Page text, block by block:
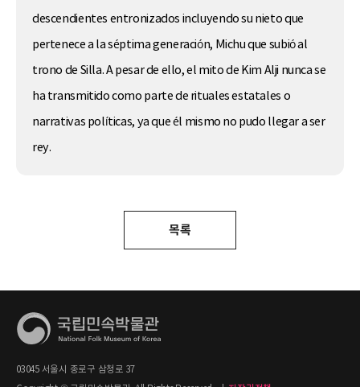
descendientes entronizados incluyendo su nieto que
pertenece a la séptima generación, Michu que subió al
trono de Silla. A pesar de ello, el mito de Kim Alji nunca se
ha transmitido como parte de rituales estatales o
narrativas políticas, ya que él mismo no pudo llegar a ser
rey.
목록
03045 서울시 종로구 삼청로 37